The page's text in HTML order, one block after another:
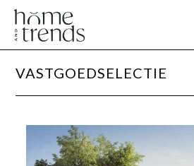
VASTGOEDSELECTIE